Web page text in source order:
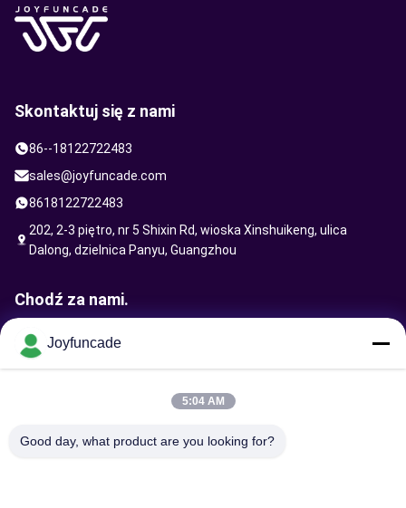
Skontaktuj się z nami
86--18122722483
sales@joyfuncade.com
8618122722483
202, 2-3 piętro, nr 5 Shixin Rd, wioska Xinshuikeng, ulica
Dalong, dzielnica Panyu, Guangzhou
Chodź za nami.
Joyfuncade
5:04 AM
Good day, what product are you looking for?